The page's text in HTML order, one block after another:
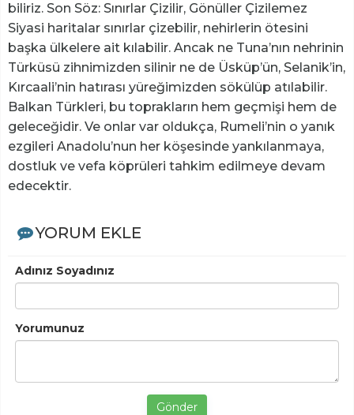
biliriz. ​Son Söz: Sınırlar Çizilir, Gönüller Çizilemez ​
Siyasi haritalar sınırlar çizebilir, nehirlerin ötesini
başka ülkelere ait kılabilir. Ancak ne Tuna’nın nehrinin
Türküsü zihnimizden silinir ne de Üsküp’ün, Selanik’in,
Kırcaali’nin hatırası yüreğimizden sökülüp atılabilir. ​
Balkan Türkleri, bu toprakların hem geçmişi hem de
geleceğidir. Ve onlar var oldukça, Rumeli’nin o yanık
ezgileri Anadolu’nun her köşesinde yankılanmaya,
dostluk ve vefa köprüleri tahkim edilmeye devam
edecektir.
YORUM EKLE
Adınız Soyadınız
Yorumunuz
Gönder